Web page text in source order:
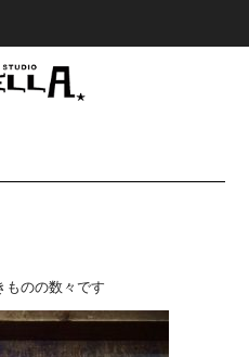
ものの数々です